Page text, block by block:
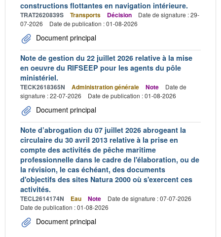
constructions flottantes en navigation intérieure.
TRAT2620839S Transports Décision
Date de signature : 29-
07-2026
Date de publication : 01-08-2026
Document principal
Note de gestion du 22 juillet 2026 relative à la mise
en oeuvre du RIFSEEP pour les agents du pôle
ministériel.
TECK2618365N Administration générale Note
Date de
signature : 22-07-2026
Date de publication : 01-08-2026
Document principal
Note d’abrogation du 07 juillet 2026 abrogeant la
circulaire du 30 avril 2013 relative à la prise en
compte des activités de pêche maritime
professionnelle dans le cadre de l'élaboration, ou de
la révision, le cas échéant, des documents
d'objectifs des sites Natura 2000 où s'exercent ces
activités.
TECL2614174N Eau Note
Date de signature : 07-07-2026
Date de publication : 01-08-2026
Document principal